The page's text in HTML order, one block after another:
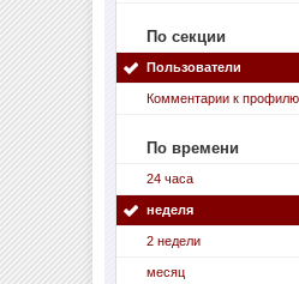
По секции
Пользователи
Комментарии к профилю
По времени
24 часа
неделя
2 недели
месяц